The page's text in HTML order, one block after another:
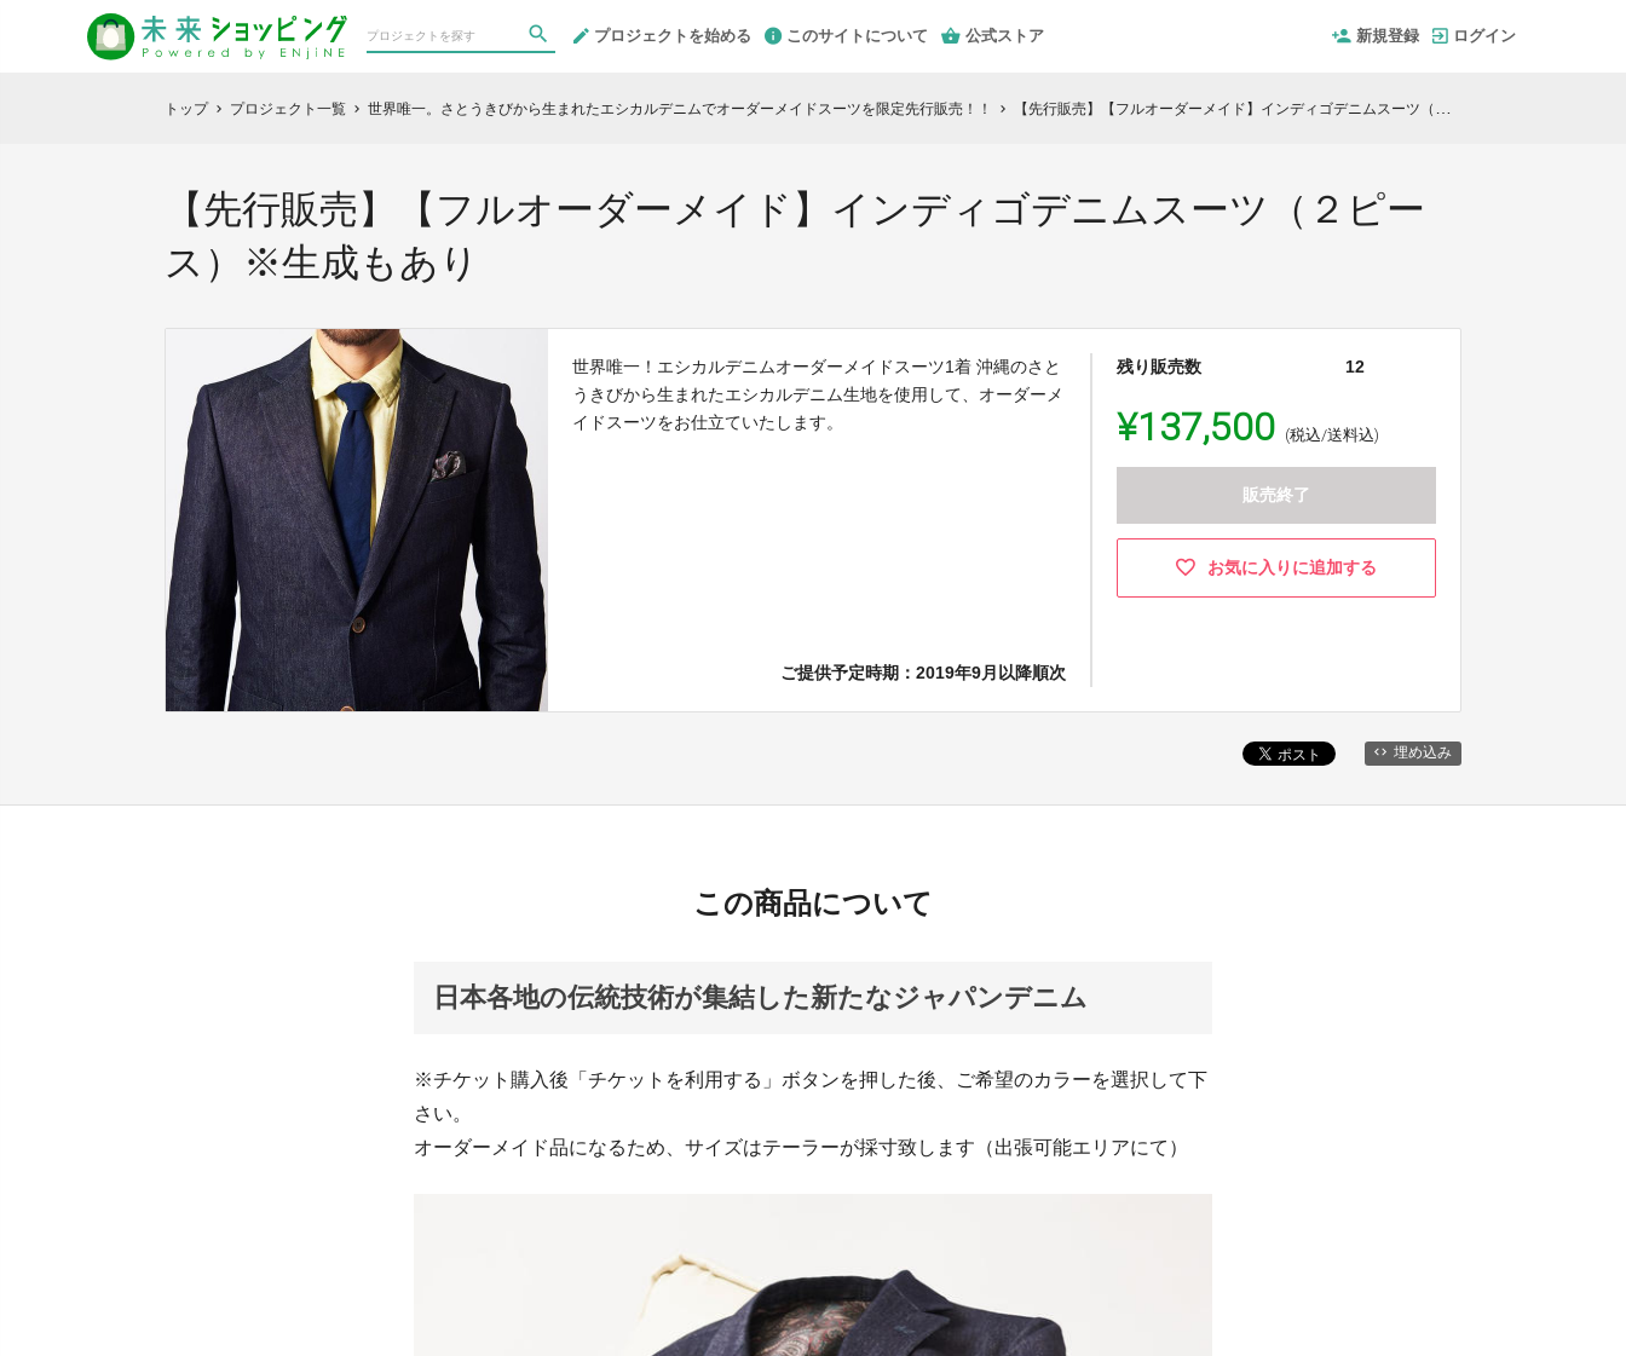
プロジェクトを始める このサイトについて 公式ストア 新規登録 ログイン
トップ chevron_right プロジェクト一覧 chevron_right 世界唯一。さとうきびから生まれたエシカルデニムでオーダーメイドスーツを限定先行販売！！ chevron_right 【先行販売】【フルオーダーメイド】インディゴデニムスーツ（２ピース）※生成もあり
【先行販売】【フルオーダーメイド】インディゴデニムスーツ（２ピー
ス）※生成もあり
世界唯一！エシカルデニムオーダーメイドスーツ1着 沖縄のさと
うきびから生まれたエシカルデニム生地を使用して、オーダーメ
イドスーツをお仕立ていたします。
ご提供予定時期：2019年9月以降順次
残り販売数 12
¥137,500 (税込/送料込)
販売終了
お気に入りに追加する
埋め込み
この商品について
日本各地の伝統技術が集結した新たなジャパンデニム
※チケット購入後「チケットを利用する」ボタンを押した後、ご希望のカラーを選択して下
さい。
オーダーメイド品になるため、サイズはテーラーが採寸致します（出張可能エリアにて）